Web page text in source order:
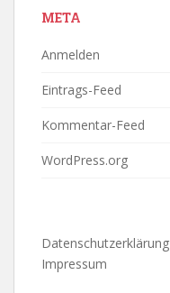
META
Anmelden
Eintrags-Feed
Kommentar-Feed
WordPress.org
Datenschutzerklärung
Impressum